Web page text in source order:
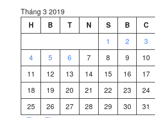
Tháng 3 2019
H
B T N S B
C
1
2
3
4
5 6 7 8 9
10
11
12 13 14 15 16
17
18
19 20 21 22 23
24
25
26 27 28 29 30
31